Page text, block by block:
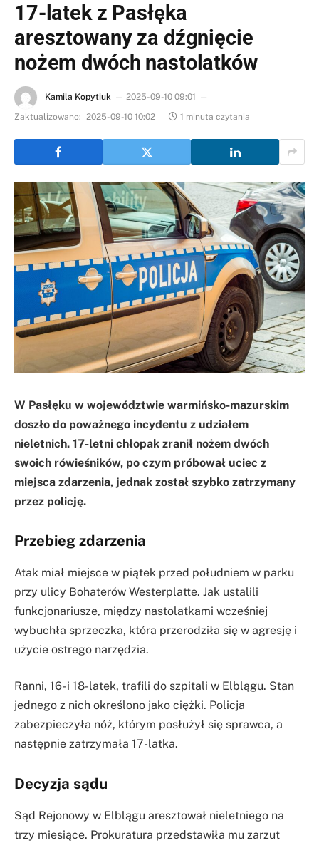
17-latek z Pasłęka
aresztowany za dźgnięcie
nożem dwóch nastolatków
Kamila Kopytiuk
2025-09-10 09:01
Zaktualizowano: 2025-09-10 10:02 1 minuta czytania
W Pasłęku w województwie warmińsko-mazurskim
doszło do poważnego incydentu z udziałem
nieletnich. 17-letni chłopak zranił nożem dwóch
swoich rówieśników, po czym próbował uciec z
miejsca zdarzenia, jednak został szybko zatrzymany
przez policję.
Przebieg zdarzenia
Atak miał miejsce w piątek przed południem w parku
przy ulicy Bohaterów Westerplatte. Jak ustalili
funkcjonariusze, między nastolatkami wcześniej
wybuchła sprzeczka, która przerodziła się w agresję i
użycie ostrego narzędzia.
Ranni, 16- i 18-latek, trafili do szpitali w Elblągu. Stan
jednego z nich określono jako ciężki. Policja
zabezpieczyła nóż, którym posłużył się sprawca, a
następnie zatrzymała 17-latka.
Decyzja sądu
Sąd Rejonowy w Elblągu aresztował nieletniego na
trzy miesiące. Prokuratura przedstawiła mu zarzut